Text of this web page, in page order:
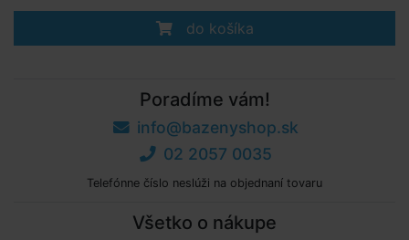
do košíka
Poradíme vám!
info@bazenyshop.sk
02 2057 0035
Telefónne číslo neslúži na objednaní tovaru
Všetko o nákupe